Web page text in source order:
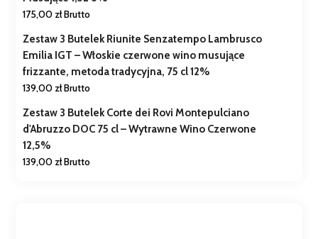
175,00 złBrutto
Zestaw 3 Butelek Riunite Senzatempo Lambrusco
Emilia IGT – Włoskie czerwone wino musujące
frizzante, metoda tradycyjna, 75 cl 12%
139,00 złBrutto
Zestaw 3 Butelek Corte dei Rovi Montepulciano
d'Abruzzo DOC 75 cl – Wytrawne Wino Czerwone
12,5%
139,00 złBrutto